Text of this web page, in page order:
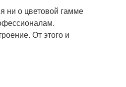
ни о цветовой гамме
От этого и